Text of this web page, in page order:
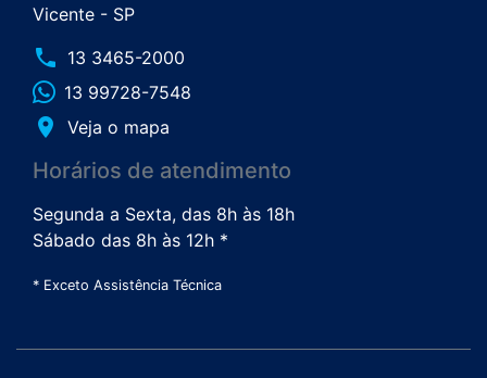
Vicente - SP
phone 13 3465-2000
13 99728-7548
place Veja o mapa
Horários de atendimento
Segunda a Sexta, das 8h às 18h
Sábado das 8h às 12h *
* Exceto Assistência Técnica